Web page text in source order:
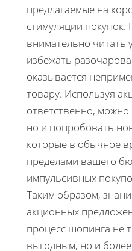
предлагаемые на
стимуляции
внимательно читать
избежать
оказывается
товару. Используя
ответственно,
но и попробовать
которые в обычное
пределами вашего
импульсивных
Таким образом,
акционных
процесс шопинга не
выгодным, но и